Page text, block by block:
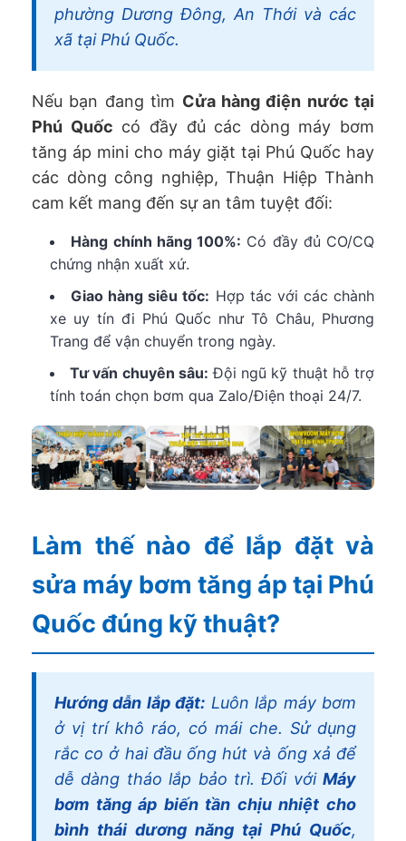
phường Dương Đông, An Thới và các
xã tại Phú Quốc.
Nếu bạn đang tìm Cửa hàng điện nước tại
Phú Quốc có đầy đủ các dòng máy bơm
tăng áp mini cho máy giặt tại Phú Quốc hay
các dòng công nghiệp, Thuận Hiệp Thành
cam kết mang đến sự an tâm tuyệt đối:
Hàng chính hãng 100%: Có đầy đủ CO/CQ
chứng nhận xuất xứ.
Giao hàng siêu tốc: Hợp tác với các chành
xe uy tín đi Phú Quốc như Tô Châu, Phương
Trang để vận chuyển trong ngày.
Tư vấn chuyên sâu: Đội ngũ kỹ thuật hỗ trợ
tính toán chọn bơm qua Zalo/Điện thoại 24/7.
Làm thế nào để lắp đặt và
sửa máy bơm tăng áp tại Phú
Quốc đúng kỹ thuật?
Hướng dẫn lắp đặt: Luôn lắp máy bơm
ở vị trí khô ráo, có mái che. Sử dụng
rắc co ở hai đầu ống hút và ống xả để
dễ dàng tháo lắp bảo trì. Đối với Máy
bơm tăng áp biến tần chịu nhiệt cho
bình thái dương năng tại Phú Quốc,